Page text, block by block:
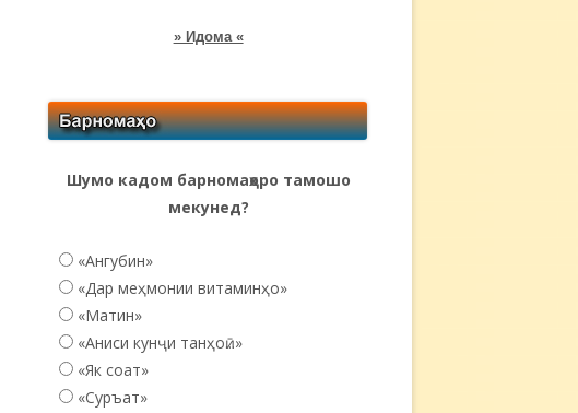
» Идома «
Шумо кадом барномаҳоро тамошо
мекунед?
«Ангубин»
«Дар меҳмонии витаминҳо»
«Матин»
«Аниси кунҷи танҳоӣ...»
«Як соат»
«Суръат»